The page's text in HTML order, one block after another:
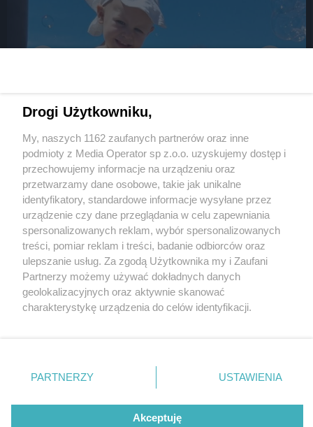
Festiwal baniek mydlanych na zakończenie
wakacji w Sosnowcu. To jednak nie wszystko
Wydawca mediów lokalnych
Nie zapomnij
zapoznać się z:
polityką prywatności
Twojemiasto
Piekary Śląskie
Chorzów
Tarnowskie Góry
Gliwice
Skontakuj sięz nami
Kontakt
Redakcja
Newsletter
Drogi Użytkowniku,
My, naszych 1162 zaufanych partnerów oraz inne
podmioty z Media Operator sp z.o.o. uzyskujemy dostęp i
przechowujemy informacje na urządzeniu oraz
przetwarzamy dane osobowe, takie jak unikalne
identyfikatory, standardowe informacje wysyłane przez
urządzenie czy dane przeglądania w celu zapewniania
spersonalizowanych reklam, wybór spersonalizowanych
treści, pomiar reklam i treści, badanie odbiorców oraz
ulepszanie usług. Za zgodą Użytkownika my i Zaufani
Partnerzy możemy używać dokładnych danych
geolokalizacyjnych oraz aktywnie skanować
charakterystykę urządzenia do celów identyfikacji.
zmienić/wycofać klikając przycisk ustawień prywatności
znajdujący się w lewym dolnym rogu strony
rodzaje przetwarzania danych nie wymagają zgody
użytkownika, ale masz prawo sprzeciwić się takiemu
PARTNERZY USTAWIENIA
Akceptuję